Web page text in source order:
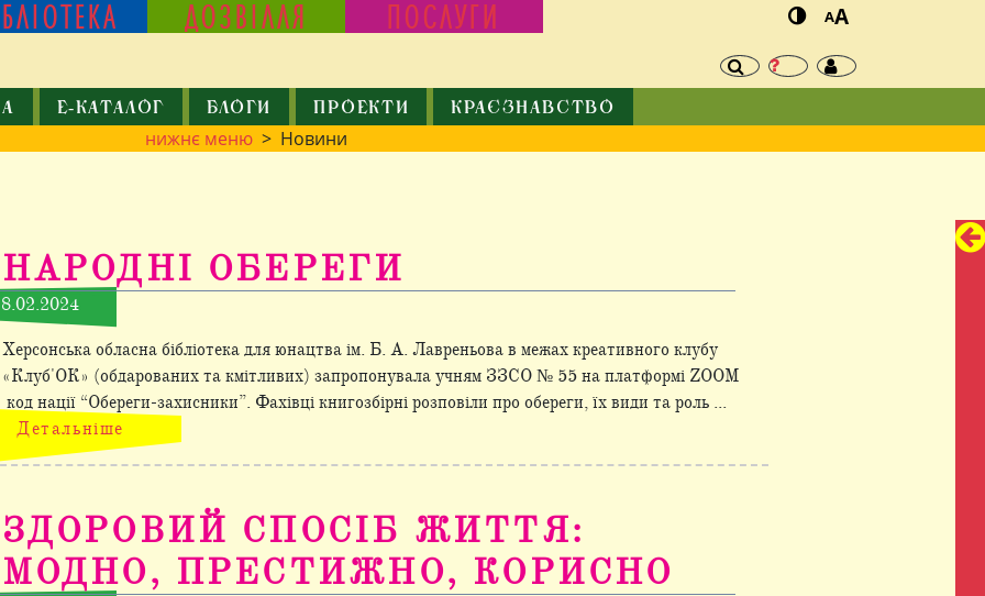
ДОЗВІЛЛЯ ПОСЛУГИ AA
Е-КАТАЛОГ БЛОГИ ПРОЕКТИ КРАЄЗНАВСТВО
нижнє меню > Новини
НАРОДНІ ОБЕРЕГИ
Херсонська обласна бібліотека для юнацтва ім. Б. А. Лавреньова в межах креативного клубу
«Клуб'ОК» (обдарованих та кмітливих) запропонувала учням ЗЗСО № 55 на платформі ZOOM
код нації “Обереги-захисники”. Фахівці книгозбірні розповіли про обереги, їх види та роль ...
Детальніше
ЗДОРОВИЙ СПОСІБ ЖИТТЯ:
МОДНО, ПРЕСТИЖНО, КОРИСНО